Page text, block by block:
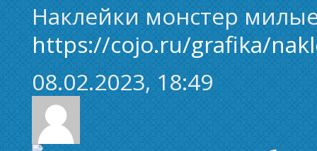
Наклейки монстер
https://cojo.ru/grafika/
08.02.2023, 18:49